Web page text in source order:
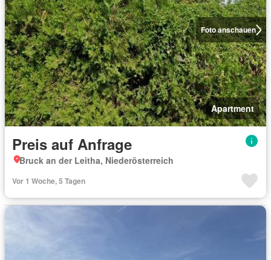
Foto anschauen
Apartment
Preis auf Anfrage
Bruck an der Leitha, Niederösterreich
Vor 1 Woche, 5 Tagen